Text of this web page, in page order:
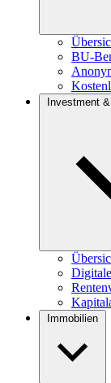
BU-
Investment
Immobilien